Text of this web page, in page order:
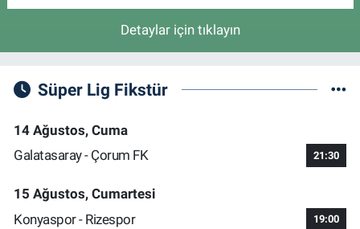
Detaylar için tıklayın
Süper Lig Fikstür
14 Ağustos, Cuma
Galatasaray - Çorum FK
21:30
15 Ağustos, Cumartesi
Konyaspor - Rizespor
19:00